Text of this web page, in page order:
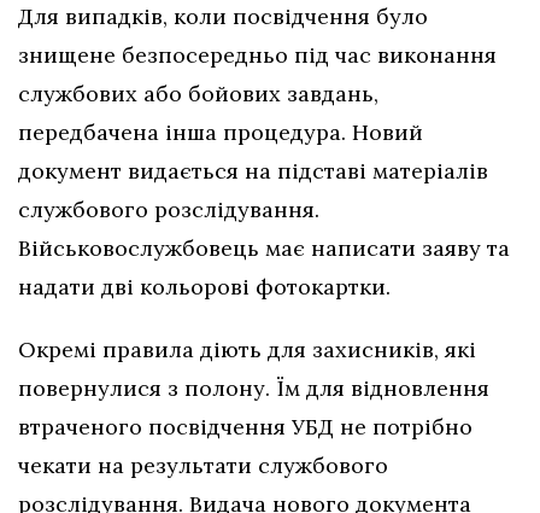
Для випадків, коли посвідчення було
знищене безпосередньо під час виконання
службових або бойових завдань,
передбачена інша процедура. Новий
документ видається на підставі матеріалів
службового розслідування.
Військовослужбовець має написати заяву та
надати дві кольорові фотокартки.
Окремі правила діють для захисників, які
повернулися з полону. Їм для відновлення
втраченого посвідчення УБД не потрібно
чекати на результати службового
розслідування. Видача нового документа